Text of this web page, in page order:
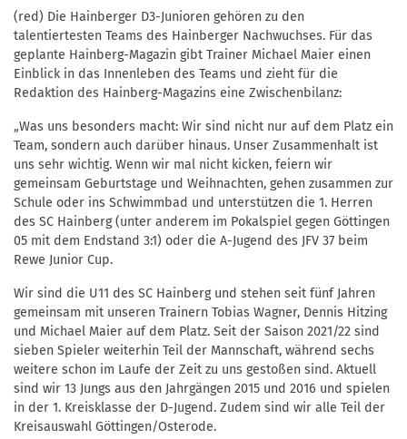
(red) Die Hainberger D3-Junioren gehören zu den
talentiertesten Teams des Hainberger Nachwuchses. Für das
geplante Hainberg-Magazin gibt Trainer Michael Maier einen
Einblick in das Innenleben des Teams und zieht für die
Redaktion des Hainberg-Magazins eine Zwischenbilanz:
„Was uns besonders macht: Wir sind nicht nur auf dem Platz ein
Team, sondern auch darüber hinaus. Unser Zusammenhalt ist
uns sehr wichtig. Wenn wir mal nicht kicken, feiern wir
gemeinsam Geburtstage und Weihnachten, gehen zusammen zur
Schule oder ins Schwimmbad und unterstützen die 1. Herren
des SC Hainberg (unter anderem im Pokalspiel gegen Göttingen
05 mit dem Endstand 3:1) oder die A-Jugend des JFV 37 beim
Rewe Junior Cup.
Wir sind die U11 des SC Hainberg und stehen seit fünf Jahren
gemeinsam mit unseren Trainern Tobias Wagner, Dennis Hitzing
und Michael Maier auf dem Platz. Seit der Saison 2021/22 sind
sieben Spieler weiterhin Teil der Mannschaft, während sechs
weitere schon im Laufe der Zeit zu uns gestoßen sind. Aktuell
sind wir 13 Jungs aus den Jahrgängen 2015 und 2016 und spielen
in der 1. Kreisklasse der D-Jugend. Zudem sind wir alle Teil der
Kreisauswahl Göttingen/Osterode.